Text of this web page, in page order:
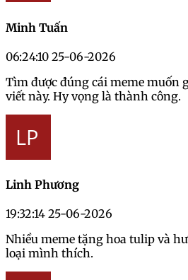
Minh Tuấn
06:24:10 25-06-2026
Tìm được đúng cái meme muốn
viết này. Hy vọng là thành công.
Linh Phương
19:32:14 25-06-2026
Nhiều meme tặng hoa tulip và
loại mình thích.